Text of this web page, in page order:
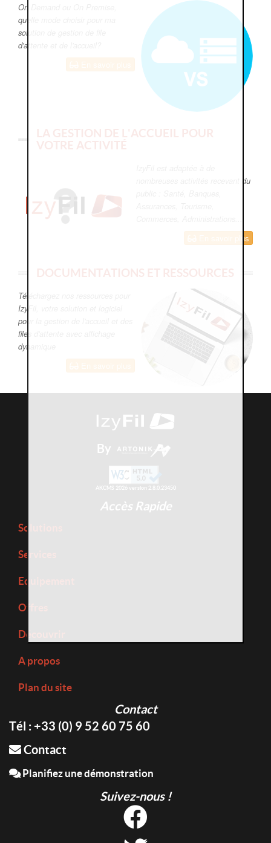
On Demand ou On Premise,
quelle mode choisir pour ma
solution de gestion de file
d'attente et de l'accueil?
LA GESTION DE L'ACCUEIL POUR
VOTRE ACTIVITÉ
nombreuses activités recevant du
En savoir plus
DOCUMENTATIONS ET RESSOURCES
Téléchargez nos ressources pour
IzyFil, votre solution et logiciel
pour la gestion de l'accueil et des
files d'attente avec affichage
dynamique
By
AKCMS 2026 version 2.8.0.23450
Accès Rapide
Solutions
Services
Equipement
Offres
Découvrir
A propos
Plan du site
Contact
Tél : +33 (0) 9 52 60 75 60
Contact
Planifiez une démonstration
Suivez-nous !